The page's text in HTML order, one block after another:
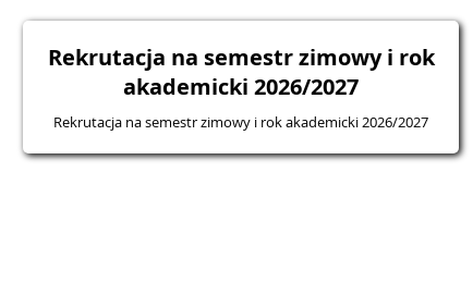
Rekrutacja na semestr zimowy i rok
akademicki 2026/2027
Rekrutacja na semestr zimowy i rok akademicki 2026/2027